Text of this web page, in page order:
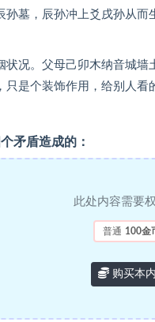
墓，辰孙冲上爻戌孙从
况。父母己卯木纳音城
是个装饰作用，给别人
矛盾造成的：
此处内容需要
普通 100金
购买本